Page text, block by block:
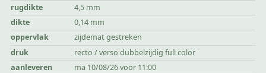
rugdikte
4,5 mm
dikte
0,14 mm
oppervlak
zijdemat gestreken
druk
recto / verso dubbelzijdig full color
aanleveren
ma 10/08/26 voor 11:00